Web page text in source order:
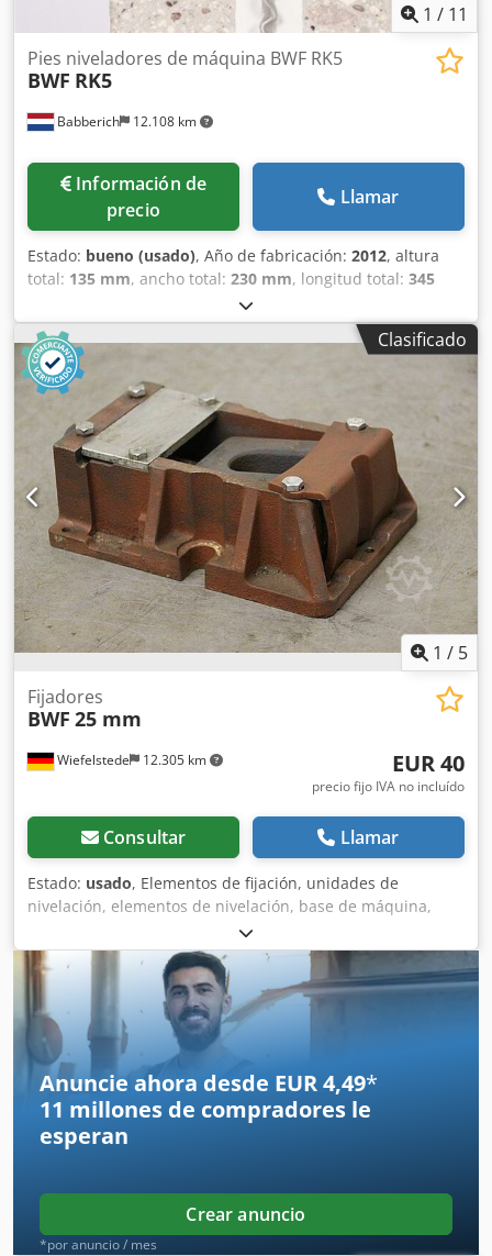
1 / 11
Babberich 12.108 km
Pies niveladores de máquina BWF RK5
BWF RK5
Información de
precio
Llamar
Estado: bueno (usado), Año de fabricación: 2012, altura
total: 135 mm, ancho total: 230 mm, longitud total: 345
, BWF - RK5 N.º DE FABRICACIÓN:
9762 Fabricante: BWF Modelo: RK5 Año de fabricación:
2012 Longitud: 345 mm Anchura: 230 mm Altura: 135 mm
Peso: 30 kg Tenga en cuenta: La información de esta
página ha sido recopilada de buena fe y, en la medida de
lo posible, obtenida del fabricante. Se proporciona esta
información con la mejor intención, pero no se puede
garantizar su exactitud. En consecuencia, no constituye
una declaración ni unas condiciones contractuales. Le
recomendamos que verifique todos los detalles
importantes. Dsdpfxszqm Ndo Acdjck
Clasificado
1 / 5
Wiefelstede 12.305 km
Fijadores
BWF 25 mm
EUR 40
precio fijo IVA no incluído
Consultar Llamar
Estado: usado, Elementos de fijación, unidades de
nivelación, elementos de nivelación, base de máquina,
bases de máquina, zapatas de nivelación, base para
máquina, zapata de nivelación, zapata de cuña, soporte de
máquina, pie de nivelación -Entrega: en el estado actual,
tal como se inspeccionó -Estado: como se muestra en las
imágenes (falta la placa superior) Djdpfx Acsd N D Dhedsck
-Para: máquinas herramienta e instalaciones -Recorrido
interior: 25 mm -Precio: por unidad -Cantidad: 14 unidades
-Dimensiones: 200/120/A63 mm -Peso: 4,8 kg
Anuncie ahora desde EUR 4,49*
11 millones de compradores le
esperan
Crear anuncio
*por anuncio / mes